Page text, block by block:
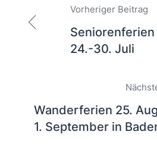
Beitragsnavigation
Vorheriger Beitrag
24.-30. Juli
Wanderferien 25.
1. September in